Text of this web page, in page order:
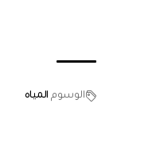
الوسوم المياه